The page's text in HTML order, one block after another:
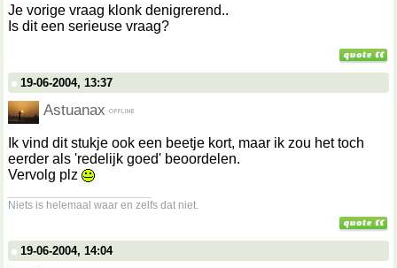
Je vorige vraag klonk denigrerend..
Is dit een serieuse vraag?
19-06-2004, 13:37
Astuanax
Ik vind dit stukje ook een beetje kort, maar ik zou het toch
eerder als 'redelijk goed' beoordelen.
Vervolg plz
Niets is helemaal waar en zelfs dat niet.
19-06-2004, 14:04